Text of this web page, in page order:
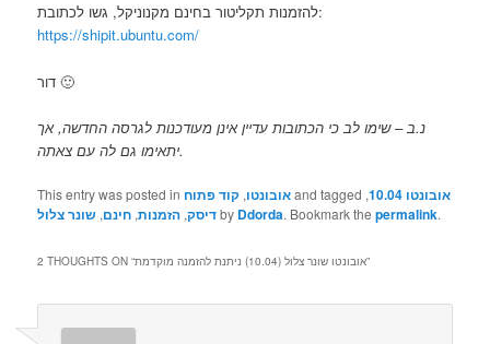
להזמנות תקליטור בחינם מקנוניקל, גשו לכתובת:
https://shipit.ubuntu.com/
דור 🙂
נ.ב – שימו לב כי הכתובות עדיין אינן מעודכנות לגרסה החדשה, אך
יתאימו גם לה עם צאתה.
This entry was posted in אובונטו, קוד פתוח and tagged אובונטו 10.04 ,
דיסק, הזמנות, חינם, שונר צלול by Ddorda. Bookmark thepermalink.
2 THOUGHTS ON “ אובונטו שונר צלול (10.04) ניתנת להזמנה מוקדמת”